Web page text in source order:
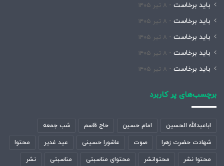
باید برخاست ۸ تیر ۱۴۰۵
باید برخاست ۸ تیر ۱۴۰۵
باید برخاست ۸ تیر ۱۴۰۵
باید برخاست ۸ تیر ۱۴۰۵
باید برخاست ۸ تیر ۱۴۰۵
برچسب‌های پر کاربرد
اباعبدالله الحسین امام حسین حاج قاسم شب جمعه
شهادت حضرت زهرا صوت عاشورا حسینی عید غدیر محتوا
محتوا نشر محتوانشر محتوای مناسبتی مناسبتی نشر